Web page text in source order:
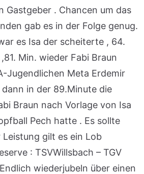
Gastgeber . Chancen um das
gab es in der Folge genug.
es Isa der scheiterte , 64.
Min. wieder Fabi Braun
Jugendlichen Meta Erdemir
in der 89.Minute die
Braun nach Vorlage von Isa
Pech hatte . Es sollte
gilt es ein Lob
: TSVWillsbach – TGV
wiederjubeln über einen